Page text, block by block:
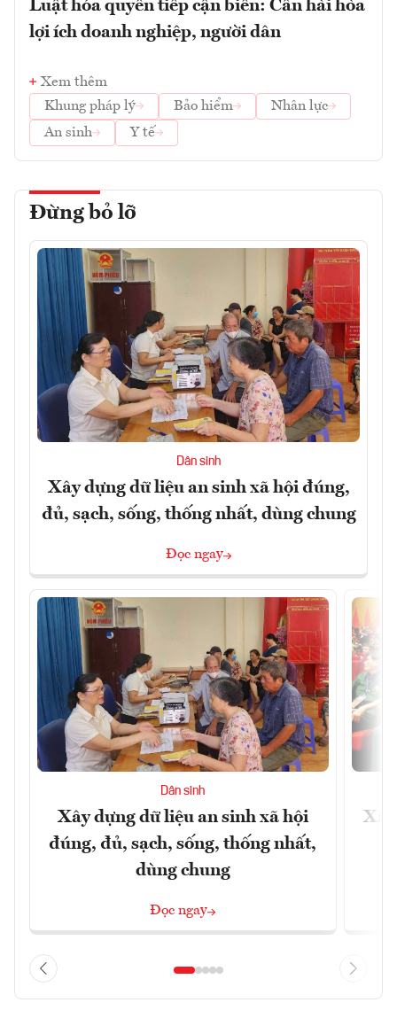
Luật hóa quyền tiếp cận biển: Cần hài hòa
lợi ích doanh nghiệp, người dân
Xem thêm
Khung pháp lý
Bảo hiểm
Nhân lực
An sinh
Y tế
Đừng bỏ lỡ
Dân sinh
Xây dựng dữ liệu an sinh xã hội đúng,
đủ, sạch, sống, thống nhất, dùng chung
Đọc ngay
Dân sinh
Xây dựng dữ liệu an sinh xã hội
đúng, đủ, sạch, sống, thống nhất,
dùng chung
Đọc ngay